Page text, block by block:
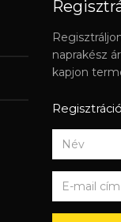
naprakész
kapjon
Regisztráció